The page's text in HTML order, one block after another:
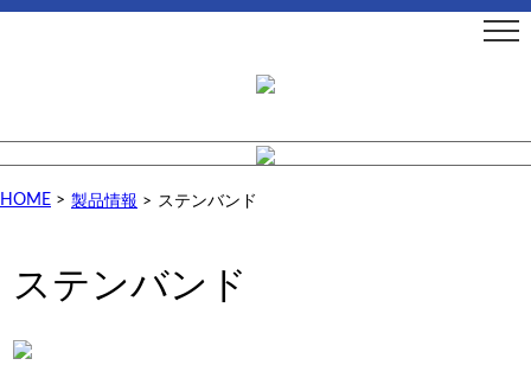
HOME > 製品情報 > ステンバンド
ステンバンド